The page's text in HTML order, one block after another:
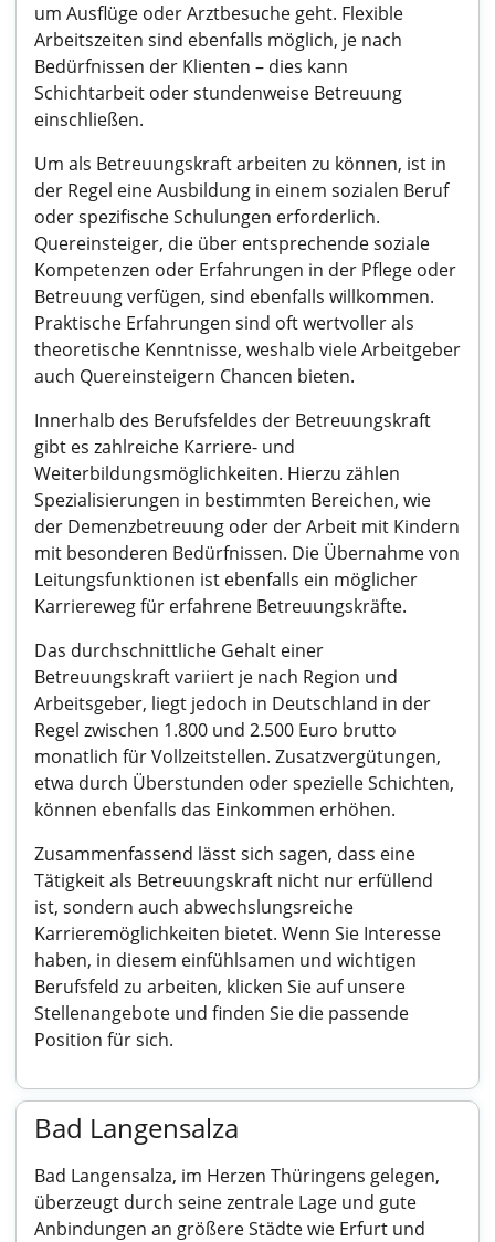
um Ausflüge oder Arztbesuche geht. Flexible
Arbeitszeiten sind ebenfalls möglich, je nach
Bedürfnissen der Klienten – dies kann
Schichtarbeit oder stundenweise Betreuung
einschließen.
Um als Betreuungskraft arbeiten zu können, ist in
der Regel eine Ausbildung in einem sozialen Beruf
oder spezifische Schulungen erforderlich.
Quereinsteiger, die über entsprechende soziale
Kompetenzen oder Erfahrungen in der Pflege oder
Betreuung verfügen, sind ebenfalls willkommen.
Praktische Erfahrungen sind oft wertvoller als
theoretische Kenntnisse, weshalb viele Arbeitgeber
auch Quereinsteigern Chancen bieten.
Innerhalb des Berufsfeldes der Betreuungskraft
gibt es zahlreiche Karriere- und
Weiterbildungsmöglichkeiten. Hierzu zählen
Spezialisierungen in bestimmten Bereichen, wie
der Demenzbetreuung oder der Arbeit mit Kindern
mit besonderen Bedürfnissen. Die Übernahme von
Leitungsfunktionen ist ebenfalls ein möglicher
Karriereweg für erfahrene Betreuungskräfte.
Das durchschnittliche Gehalt einer
Betreuungskraft variiert je nach Region und
Arbeitsgeber, liegt jedoch in Deutschland in der
Regel zwischen 1.800 und 2.500 Euro brutto
monatlich für Vollzeitstellen. Zusatzvergütungen,
etwa durch Überstunden oder spezielle Schichten,
können ebenfalls das Einkommen erhöhen.
Zusammenfassend lässt sich sagen, dass eine
Tätigkeit als Betreuungskraft nicht nur erfüllend
ist, sondern auch abwechslungsreiche
Karrieremöglichkeiten bietet. Wenn Sie Interesse
haben, in diesem einfühlsamen und wichtigen
Berufsfeld zu arbeiten, klicken Sie auf unsere
Stellenangebote und finden Sie die passende
Position für sich.
Bad Langensalza
Bad Langensalza, im Herzen Thüringens gelegen,
überzeugt durch seine zentrale Lage und gute
Anbindungen an größere Städte wie Erfurt und